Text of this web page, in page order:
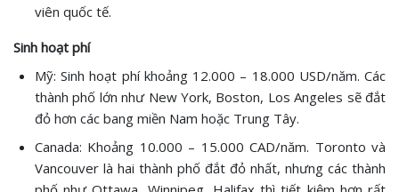
viên quốc tế.
Sinh hoạt phí
Mỹ: Sinh hoạt phí khoảng 12.000 – 18.000 USD/năm. Các
thành phố lớn như New York, Boston, Los Angeles sẽ đắt
đỏ hơn các bang miền Nam hoặc Trung Tây.
Canada: Khoảng 10.000 – 15.000 CAD/năm. Toronto và
Vancouver là hai thành phố đắt đỏ nhất, nhưng các thành